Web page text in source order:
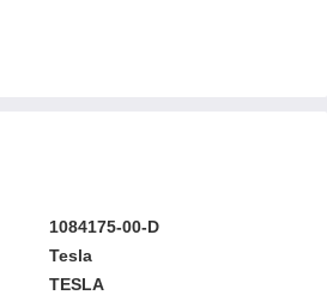
1084175-00-D
Tesla
TESLA